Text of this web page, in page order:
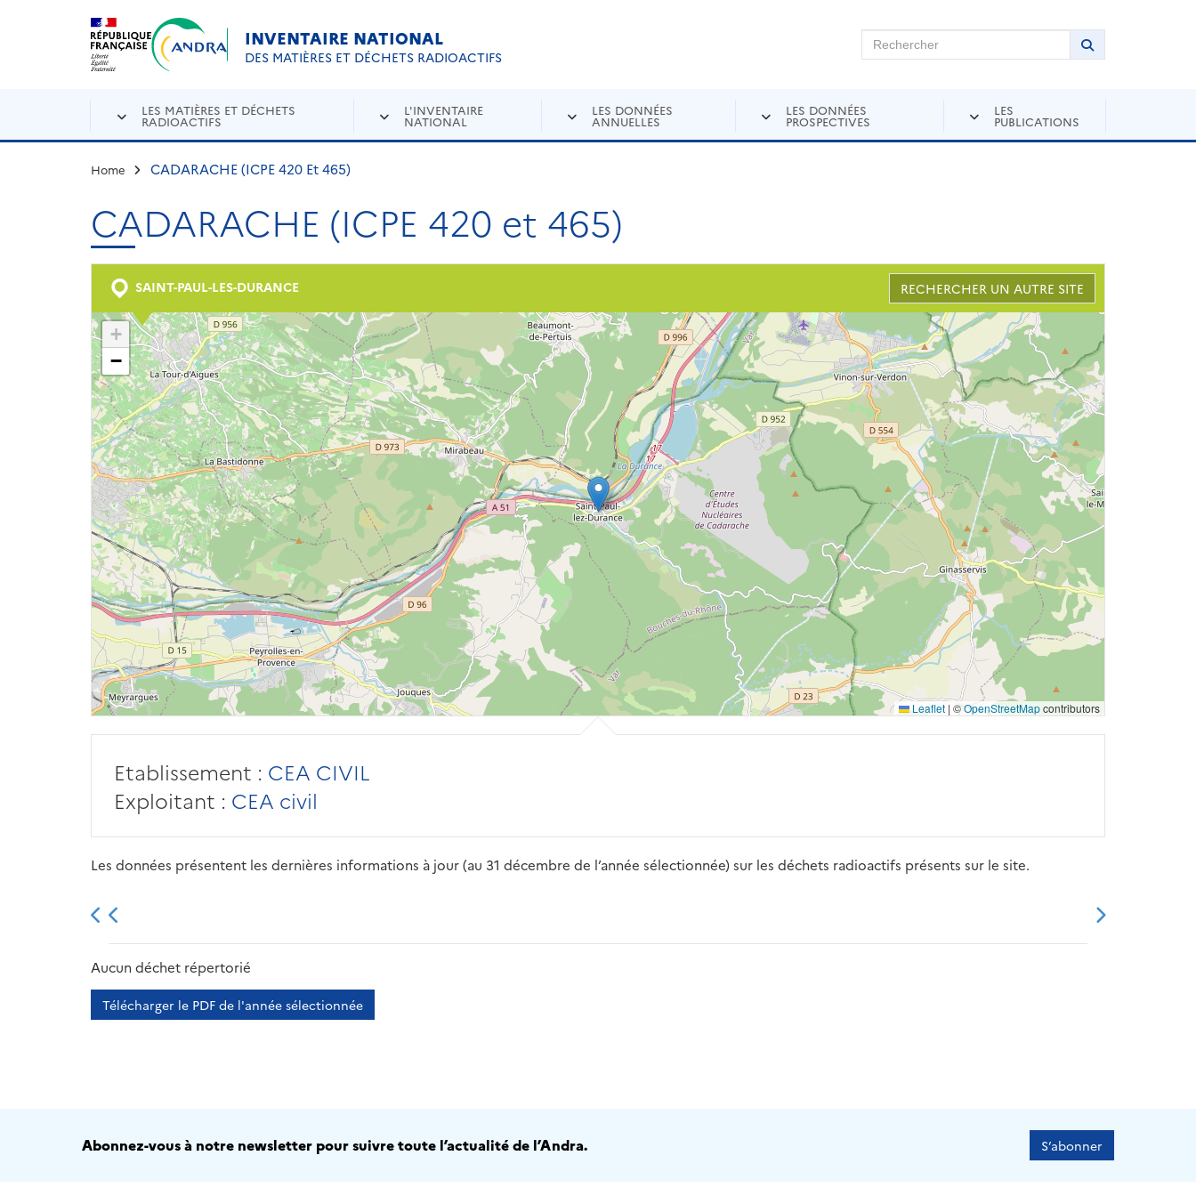
Aller au contenu principal
INVENTAIRE NATIONAL
DES MATIÈRES ET DÉCHETS RADIOACTIFS
Rechercher sur Andra Inventaire Rechercher
Lancer la
LES MATIÈRES ET DÉCHETS
RADIOACTIFS
L'INVENTAIRE
NATIONAL
LES DONNÉES
ANNUELLES
LES DONNÉES
PROSPECTIVES
LES
PUBLICATIONS
Home CADARACHE (ICPE 420 Et 465)
CADARACHE (ICPE 420 et 465)
SAINT-PAUL-LES-DURANCE RECHERCHER UN AUTRE SITE
+
−
Leaflet | ©OpenStreetMapcontributors
Etablissement : CEA CIVIL
Exploitant : CEA civil
Les données présentent les dernières informations à jour (au 31 décembre de l’année sélectionnée) sur les déchets radioactifs présents sur le site.
2013 2014
Aucun déchet répertorié
Télécharger le PDF de l'année sélectionnée
Abonnez-vous à notre newsletter pour suivre toute l’actualité de l’Andra. S’abonner